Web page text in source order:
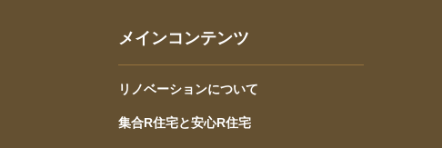
メインコンテンツ
リノベーションについて
集合R住宅と安心R住宅